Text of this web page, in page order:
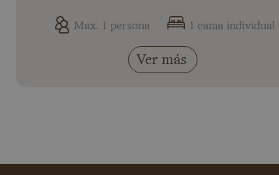
Max. 1 persona 1 cama individual
Ver más